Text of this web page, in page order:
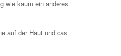
wie kaum ein anderes
auf der Haut und das